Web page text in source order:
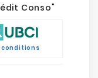
Conso"
conditions